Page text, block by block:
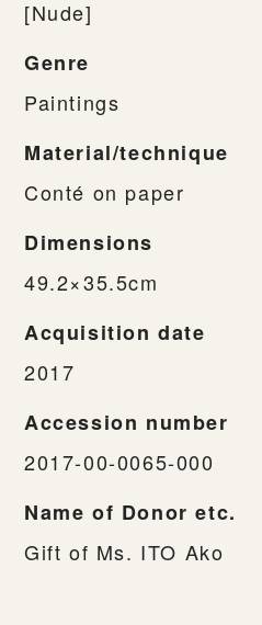
[Nude]
Genre
Paintings
Material/technique
Conté on paper
Dimensions
49.2×35.5cm
Acquisition date
2017
Accession number
2017-00-0065-000
Name of Donor etc.
Gift of Ms. ITO Ako